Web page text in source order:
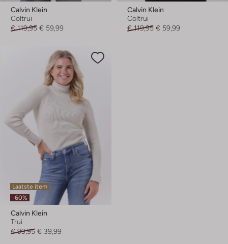
Calvin Klein
Coltrui
€ 119,95 € 59,99
Calvin Klein
Coltrui
€ 119,95 € 59,99
Laatste item
-60%
Calvin Klein
Trui
€ 99,95 € 39,99